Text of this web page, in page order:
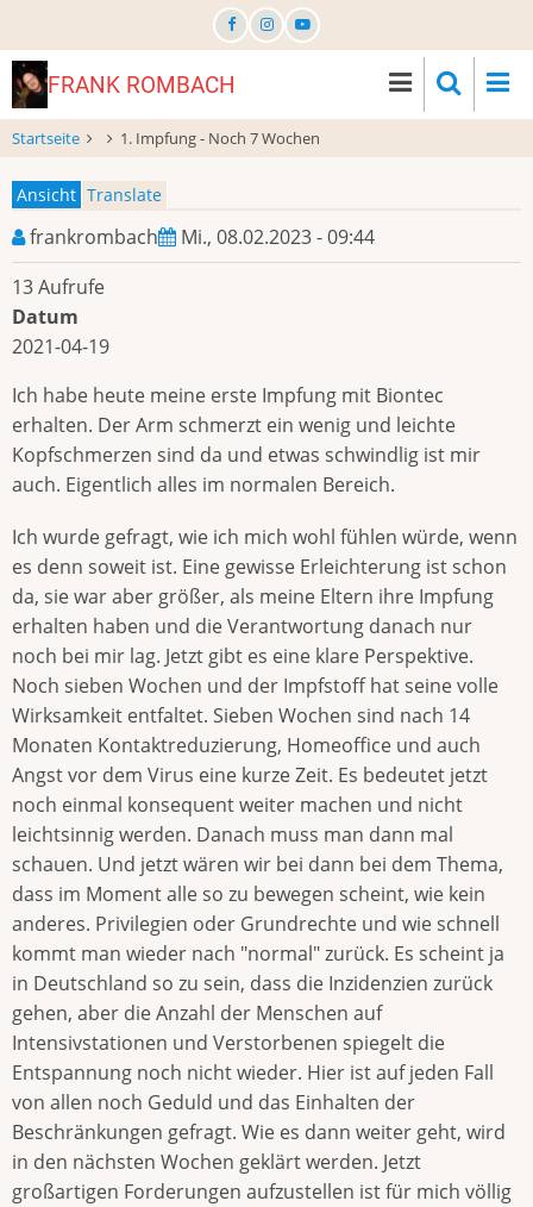
zum
InhaltFRANK ROMBACH
Startseite 1. Impfung - Noch 7 Wochen
Primary
tabs
Ansicht Translate
frankrombach
Mi., 08.02.2023 - 09:44
13 Aufrufe
Datum
2021-04-19
Ich habe heute meine erste Impfung mit Biontec
erhalten. Der Arm schmerzt ein wenig und leichte
Kopfschmerzen sind da und etwas schwindlig ist mir
auch. Eigentlich alles im normalen Bereich.
Ich wurde gefragt, wie ich mich wohl fühlen würde, wenn
es denn soweit ist. Eine gewisse Erleichterung ist schon
da, sie war aber größer, als meine Eltern ihre Impfung
erhalten haben und die Verantwortung danach nur
noch bei mir lag. Jetzt gibt es eine klare Perspektive.
Noch sieben Wochen und der Impfstoff hat seine volle
Wirksamkeit entfaltet. Sieben Wochen sind nach 14
Monaten Kontaktreduzierung, Homeoffice und auch
Angst vor dem Virus eine kurze Zeit. Es bedeutet jetzt
noch einmal konsequent weiter machen und nicht
leichtsinnig werden. Danach muss man dann mal
schauen. Und jetzt wären wir bei dann bei dem Thema,
dass im Moment alle so zu bewegen scheint, wie kein
anderes. Privilegien oder Grundrechte und wie schnell
kommt man wieder nach "normal" zurück. Es scheint ja
in Deutschland so zu sein, dass die Inzidenzien zurück
gehen, aber die Anzahl der Menschen auf
Intensivstationen und Verstorbenen spiegelt die
Entspannung noch nicht wieder. Hier ist auf jeden Fall
von allen noch Geduld und das Einhalten der
Beschränkungen gefragt. Wie es dann weiter geht, wird
in den nächsten Wochen geklärt werden. Jetzt
großartigen Forderungen aufzustellen ist für mich völlig